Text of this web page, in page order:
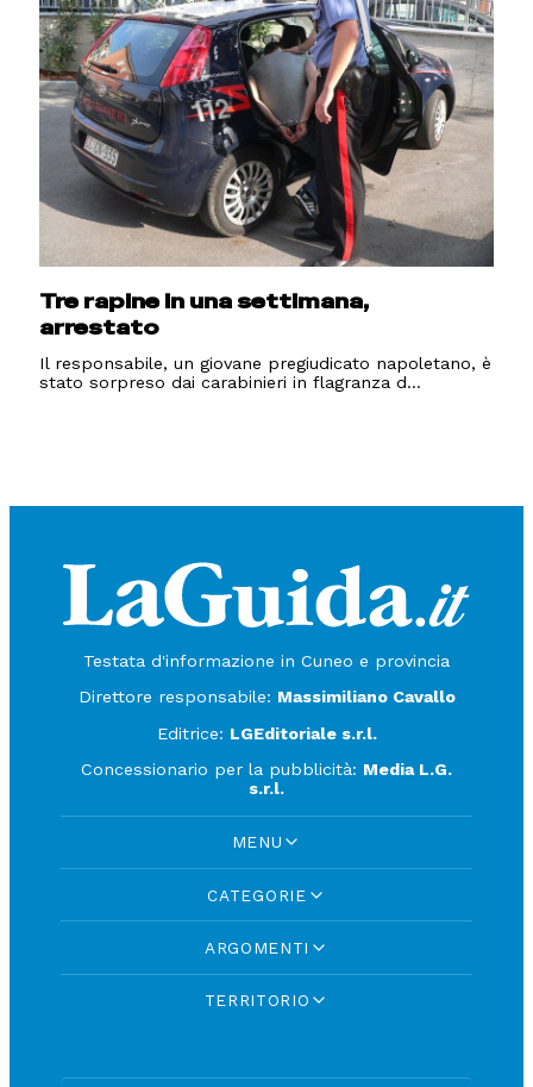
Tre rapine in una settimana,
arrestato
Il responsabile, un giovane pregiudicato napoletano, è
stato sorpreso dai carabinieri in flagranza d...
Testata d'informazione in Cuneo e provincia
Direttore responsabile: Massimiliano Cavallo
Editrice: LGEditoriale s.r.l.
Concessionario per la pubblicità: Media L.G.
s.r.l.
MENU
CATEGORIE
ARGOMENTI
TERRITORIO